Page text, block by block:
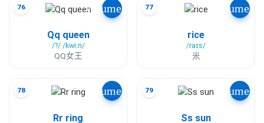
76 volume_up
Qq queen
/?/ /kwiːn/
QQ女王
77
rice
/raɪs/
米
78 volume_up
Rr ring
79
Ss sun